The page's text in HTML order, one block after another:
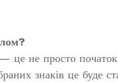
це не просто
знаків це буде